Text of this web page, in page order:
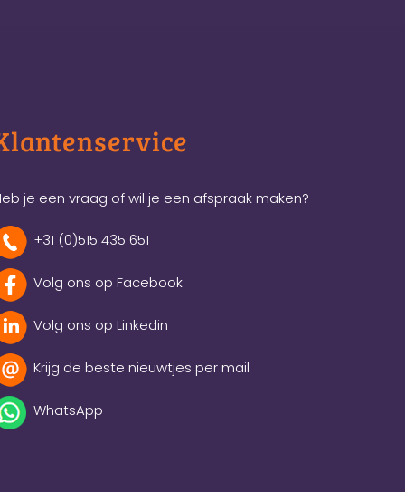
je een vraag of wil je een afspraak maken?
+31 (0)515 435 651
Volg ons op Facebook
Volg ons op Linkedin
Krijg de beste nieuwtjes per mail
WhatsApp